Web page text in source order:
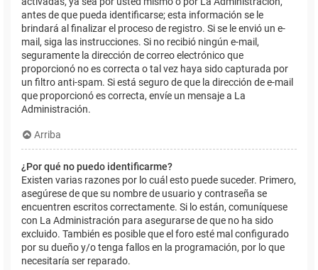
antes de que pueda identificarse; esta información se le
brindará al finalizar el proceso de registro. Si se le envió un e-
mail, siga las instrucciones. Si no recibió ningún e-mail,
seguramente la dirección de correo electrónico que
proporcionó no es correcta o tal vez haya sido capturada por
un filtro anti-spam. Si está seguro de que la dirección de e-mail
que proporcionó es correcta, envíe un mensaje a La
Administración.
Arriba
¿Por qué no puedo identificarme?
Existen varias razones por lo cuál esto puede suceder. Primero,
asegúrese de que su nombre de usuario y contraseña se
encuentren escritos correctamente. Si lo están, comuníquese
con La Administración para asegurarse de que no ha sido
excluido. También es posible que el foro esté mal configurado
por su dueño y/o tenga fallos en la programación, por lo que
necesitaría ser reparado.